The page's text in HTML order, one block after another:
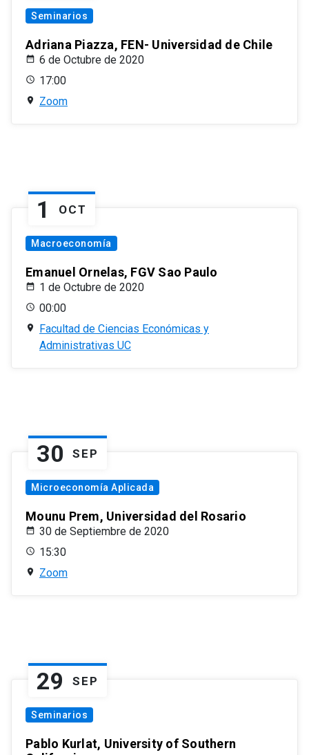
Seminarios
Adriana Piazza, FEN- Universidad de Chile
6 de Octubre de 2020
17:00
Zoom
1 OCT
Macroeconomía
Emanuel Ornelas, FGV Sao Paulo
1 de Octubre de 2020
00:00
Facultad de Ciencias Económicas y
Administrativas UC
30 SEP
Microeconomía Aplicada
Mounu Prem, Universidad del Rosario
30 de Septiembre de 2020
15:30
Zoom
29 SEP
Seminarios
Pablo Kurlat, University of Southern